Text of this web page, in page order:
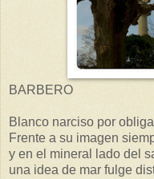
BARBERO
Blanco narciso por
Frente a su imagen
y en el mineral lado del
una idea de mar fulge